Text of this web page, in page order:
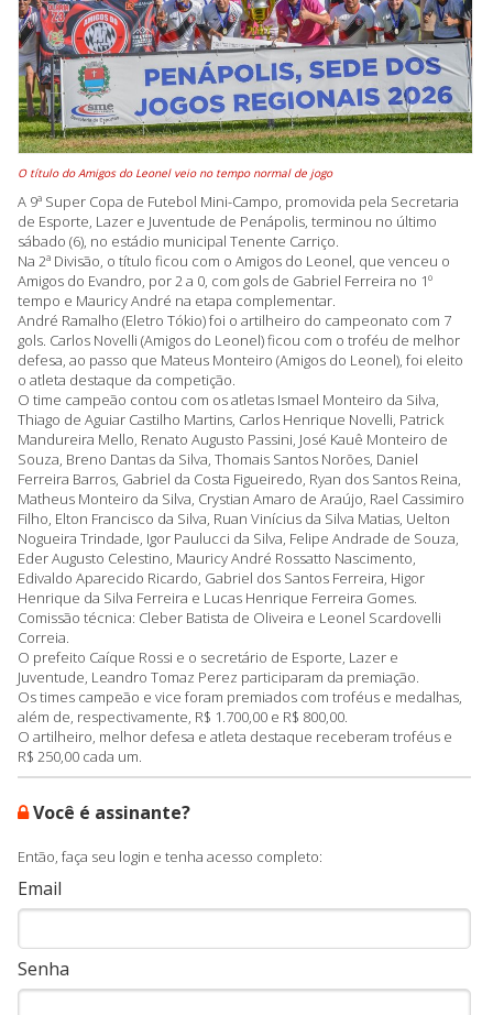
O título do Amigos do Leonel veio no tempo normal de jogo
A 9ª Super Copa de Futebol Mini-Campo, promovida pela Secretaria
de Esporte, Lazer e Juventude de Penápolis, terminou no último
sábado (6), no estádio municipal Tenente Carriço.
Na 2ª Divisão, o título ficou com o Amigos do Leonel, que venceu o
Amigos do Evandro, por 2 a 0, com gols de Gabriel Ferreira no 1º
tempo e Mauricy André na etapa complementar.
André Ramalho (Eletro Tókio) foi o artilheiro do campeonato com 7
gols. Carlos Novelli (Amigos do Leonel) ficou com o troféu de melhor
defesa, ao passo que Mateus Monteiro (Amigos do Leonel), foi eleito
o atleta destaque da competição.
O time campeão contou com os atletas Ismael Monteiro da Silva,
Thiago de Aguiar Castilho Martins, Carlos Henrique Novelli, Patrick
Mandureira Mello, Renato Augusto Passini, José Kauê Monteiro de
Souza, Breno Dantas da Silva, Thomais Santos Norões, Daniel
Ferreira Barros, Gabriel da Costa Figueiredo, Ryan dos Santos Reina,
Matheus Monteiro da Silva, Crystian Amaro de Araújo, Rael Cassimiro
Filho, Elton Francisco da Silva, Ruan Vinícius da Silva Matias, Uelton
Nogueira Trindade, Igor Paulucci da Silva, Felipe Andrade de Souza,
Eder Augusto Celestino, Mauricy André Rossatto Nascimento,
Edivaldo Aparecido Ricardo, Gabriel dos Santos Ferreira, Higor
Henrique da Silva Ferreira e Lucas Henrique Ferreira Gomes.
Comissão técnica: Cleber Batista de Oliveira e Leonel Scardovelli
Correia.
O prefeito Caíque Rossi e o secretário de Esporte, Lazer e
Juventude, Leandro Tomaz Perez participaram da premiação.
Os times campeão e vice foram premiados com troféus e medalhas,
além de, respectivamente, R$ 1.700,00 e R$ 800,00.
O artilheiro, melhor defesa e atleta destaque receberam troféus e
R$ 250,00 cada um.
Você é assinante?
Então, faça seu login e tenha acesso completo:
Email
Senha